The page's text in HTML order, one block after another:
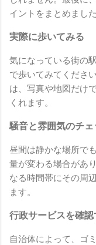
イントをまとめました
実際に歩いてみる
気になっている街の
で歩いてみてくださ
は、写真や地図だけ
くれます。
騒音と雰囲気のチェ
昼間は静かな場所で
量が変わる場合があ
なる時間帯にその周
ます。
行政サービスを確認
自治体によって、ゴ